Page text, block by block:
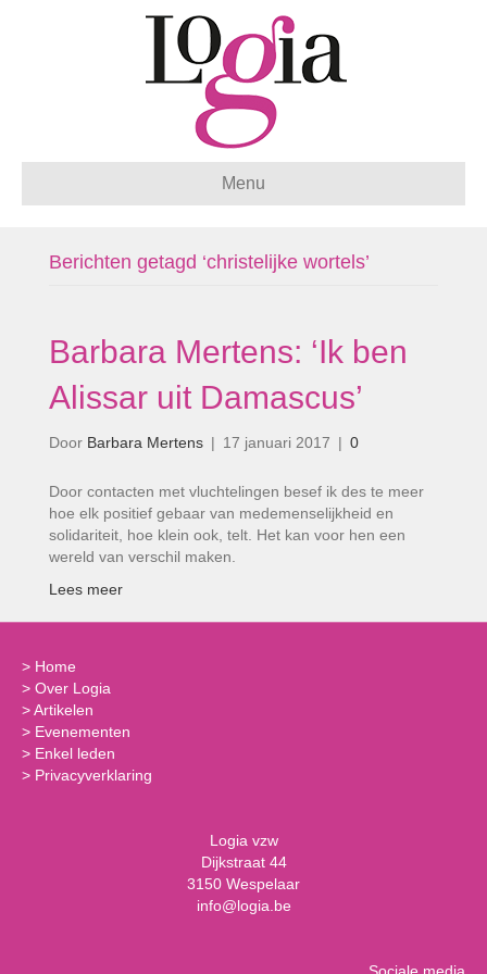
Menu
Berichten getagd ‘christelijke wortels’
Barbara Mertens: ‘Ik ben
Alissar uit Damascus’
Door Barbara Mertens | 17 januari 2017 | 0
Door contacten met vluchtelingen besef ik des te meer
hoe elk positief gebaar van medemenselijkheid en
solidariteit, hoe klein ook, telt. Het kan voor hen een
wereld van verschil maken.
Lees meer
> Home
> Over Logia
>Artikelen
> Evenementen
> Enkel leden
> Privacyverklaring
Logia vzw
Dijkstraat 44
3150 Wespelaar
info@logia.be